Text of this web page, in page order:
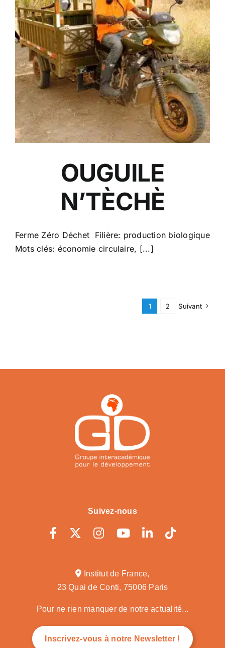
OUGUILE
N’TÈCHÈ
Ferme Zéro Déchet Filière: production biologique
Mots clés: économie circulaire, [...]
1 2 Suivant
Suivez-nous
Institut de France,
23 Quai de Conti, 75006 Paris
Pour ne rien manquer de notre actualité...
Inscrivez-vous à notre Newsletter !